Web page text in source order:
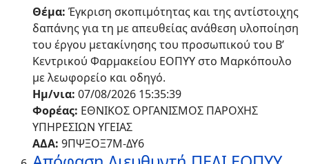
Θέμα: Έγκριση σκοπιμότητας και της αντίστοιχης
δαπάνης για τη με απευθείας ανάθεση υλοποίηση
του έργου μετακίνησης του προσωπικού του Β’
Κεντρικού Φαρμακείου ΕΟΠΥΥ στο Μαρκόπουλο
με λεωφορείο και οδηγό.
Ημ/νια: 07/08/2026 15:35:39
Φορέας: ΕΘΝΙΚΟΣ ΟΡΓΑΝΙΣΜΟΣ ΠΑΡΟΧΗΣ
ΥΠΗΡΕΣΙΩΝ ΥΓΕΙΑΣ
ΑΔΑ: 9ΠΨΞΟΞ7Μ-ΔΥ6